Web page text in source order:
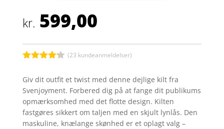
kr. 599,00
ud af 5
baseret
på
kundebedø
mmelser
(23 kundeanmeldelser)
Giv dit outfit et twist med denne dejlige kilt fra
Svenjoyment. Forbered dig på at fange dit publikums
opmærksomhed med det flotte design. Kilten
fastgøres sikkert om taljen med en skjult lynlås. Den
maskuline, knælange skønhed er et oplagt valg –